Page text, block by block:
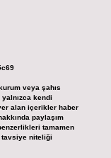
veya şahıs
kendi
yer alan içerikler haber
paylaşım
tamamen
niteliği